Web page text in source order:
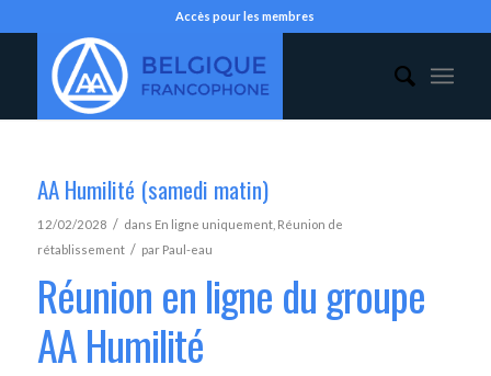
Accès pour les membres
AA Humilité (samedi matin)
12/02/2028 / dans En ligne uniquement, Réunion de
rétablissement / par Paul-eau
Réunion en ligne du groupe
AA Humilité